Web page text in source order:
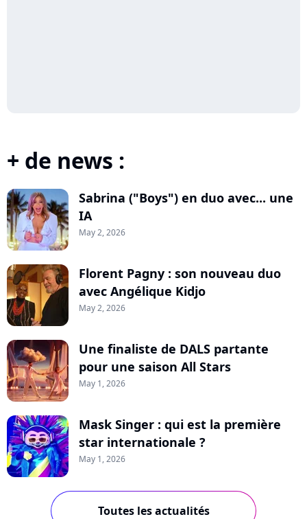
+ de news :
Sabrina ("Boys") en duo avec... une
IA
May 2, 2026
Florent Pagny : son nouveau duo
avec Angélique Kidjo
May 2, 2026
Une finaliste de DALS partante
pour une saison All Stars
May 1, 2026
Mask Singer : qui est la première
star internationale ?
May 1, 2026
Toutes les actualités